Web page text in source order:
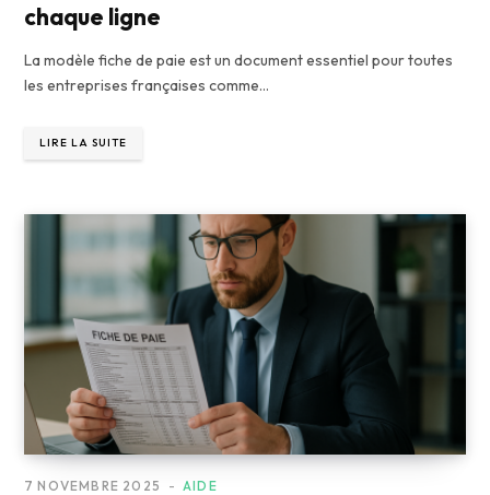
chaque ligne
La modèle fiche de paie est un document essentiel pour toutes
les entreprises françaises comme…
LIRE LA SUITE
AIDE
7 NOVEMBRE 2025